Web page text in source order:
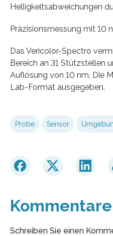
Helligkeitsabweichungen
Präzisionsmessung mit 10
Das Vericolor-Spectro
Bereich an 31 Stützstellen
Auflösung von 10 nm. Die
Lab-Format ausgegeben.
Probe Sensor
Schreiben Sie einen